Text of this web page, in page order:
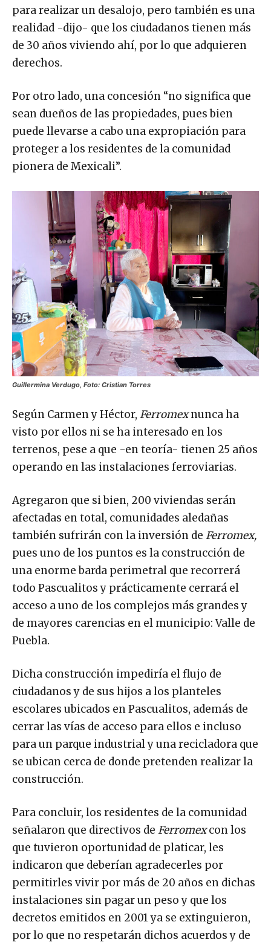
para realizar un desalojo, pero también es una
realidad -dijo- que los ciudadanos tienen más
de 30 años viviendo ahí, por lo que adquieren
derechos.
Por otro lado, una concesión “no significa que
sean dueños de las propiedades, pues bien
puede llevarse a cabo una expropiación para
proteger a los residentes de la comunidad
pionera de Mexicali”.
Guillermina Verdugo, Foto: Cristian Torres
Según Carmen y Héctor, Ferromexnunca ha
visto por ellos ni se ha interesado en los
terrenos, pese a que -en teoría- tienen 25 años
operando en las instalaciones ferroviarias.
Agregaron que si bien, 200 viviendas serán
afectadas en total, comunidades aledañas
también sufrirán con la inversión de Ferromex,
pues uno de los puntos es la construcción de
una enorme barda perimetral que recorrerá
todo Pascualitos y prácticamente cerrará el
acceso a uno de los complejos más grandes y
de mayores carencias en el municipio: Valle de
Puebla.
Dicha construcción impediría el flujo de
ciudadanos y de sus hijos a los planteles
escolares ubicados en Pascualitos, además de
cerrar las vías de acceso para ellos e incluso
para un parque industrial y una recicladora que
se ubican cerca de donde pretenden realizar la
construcción.
Para concluir, los residentes de la comunidad
señalaron que directivos de Ferromexcon los
que tuvieron oportunidad de platicar, les
indicaron que deberían agradecerles por
permitirles vivir por más de 20 años en dichas
instalaciones sin pagar un peso y que los
decretos emitidos en 2001 ya se extinguieron,
por lo que no respetarán dichos acuerdos y de